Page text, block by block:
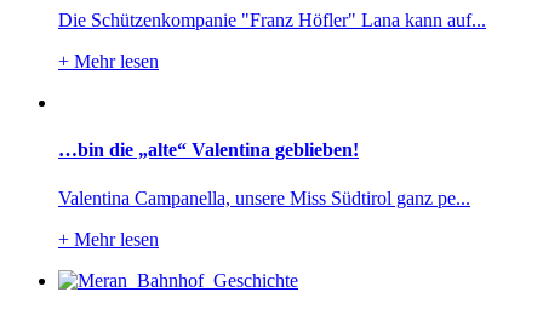
Die Schützenkompanie "Franz Höfler" Lana kann auf...
+ Mehr lesen
…bin die „alte“ Valentina geblieben!
Valentina Campanella, unsere Miss Südtirol ganz pe...
+ Mehr lesen